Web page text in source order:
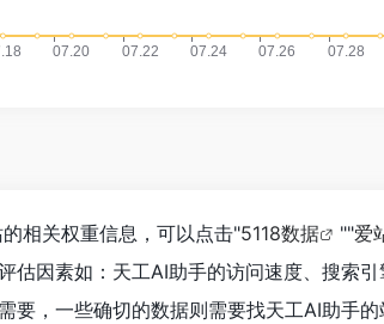
相关权重信息，可以点击"5118数据 ""爱
估因素如：天工AI助手的访问速度、搜索
要，一些确切的数据则需要找天工AI助手